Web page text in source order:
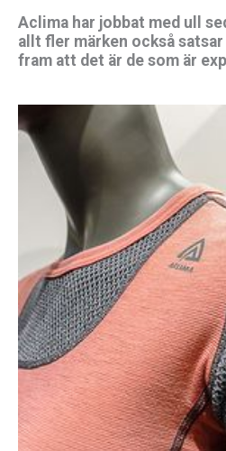
Aclima har jobbat med ull
allt fler märken också
fram att det är de som är